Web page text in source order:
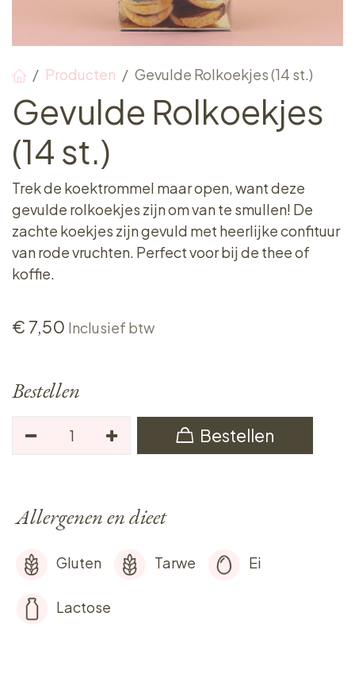
Producten Gevulde Rolkoekjes (14 st.)
Gevulde Rolkoekjes
(14 st.)
Trek de koektrommel maar open, want deze
gevulde rolkoekjes zijn om van te smullen! De
zachte koekjes zijn gevuld met heerlijke confituur
van rode vruchten. Perfect voor bij de thee of
koffie.
€ 7,50 Inclusief btw
Bestellen
Bestellen
Allergenen en dieet
Gluten Tarwe Ei
Lactose